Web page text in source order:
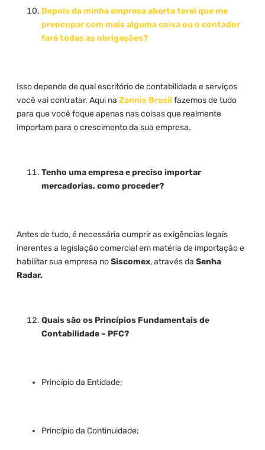
Depois da minha empresa aberta terei que me
preocupar com mais alguma coisa ou o contador
fará todas as obrigações?
Isso depende de qual escritório de contabilidade e serviços
você vai contratar. Aqui na Zannix Brasilfazemos de tudo
para que você foque apenas nas coisas que realmente
importam para o crescimento da sua empresa.
Tenho uma empresa e preciso importar
mercadorias, como proceder?
Antes de tudo, é necessária cumprir as exigências legais
inerentes a legislação comercial em matéria de importação e
habilitar sua empresa noSiscomex, através da Senha
Radar.
Quais são os Princípios Fundamentais de
Contabilidade – PFC?
Princípio da Entidade;
Princípio da Continuidade;